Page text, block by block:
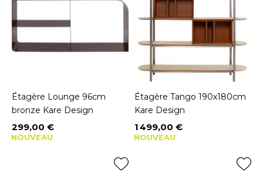
Étagère Lounge 96cm
bronze Kare Design
Prix
299,00 €
NOUVEAU
Étagère Tango 190x180cm
Kare Design
Prix
1 499,00 €
NOUVEAU